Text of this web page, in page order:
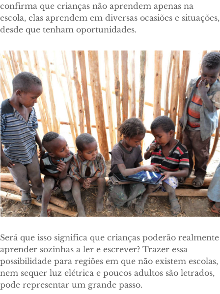
confirma que crianças não aprendem apenas na
escola, elas aprendem em diversas ocasiões e situações,
desde que tenham oportunidades.
Será que isso significa que crianças poderão realmente
aprender sozinhas a ler e escrever? Trazer essa
possibilidade para regiões em que não existem escolas,
nem sequer luz elétrica e poucos adultos são letrados,
pode representar um grande passo.